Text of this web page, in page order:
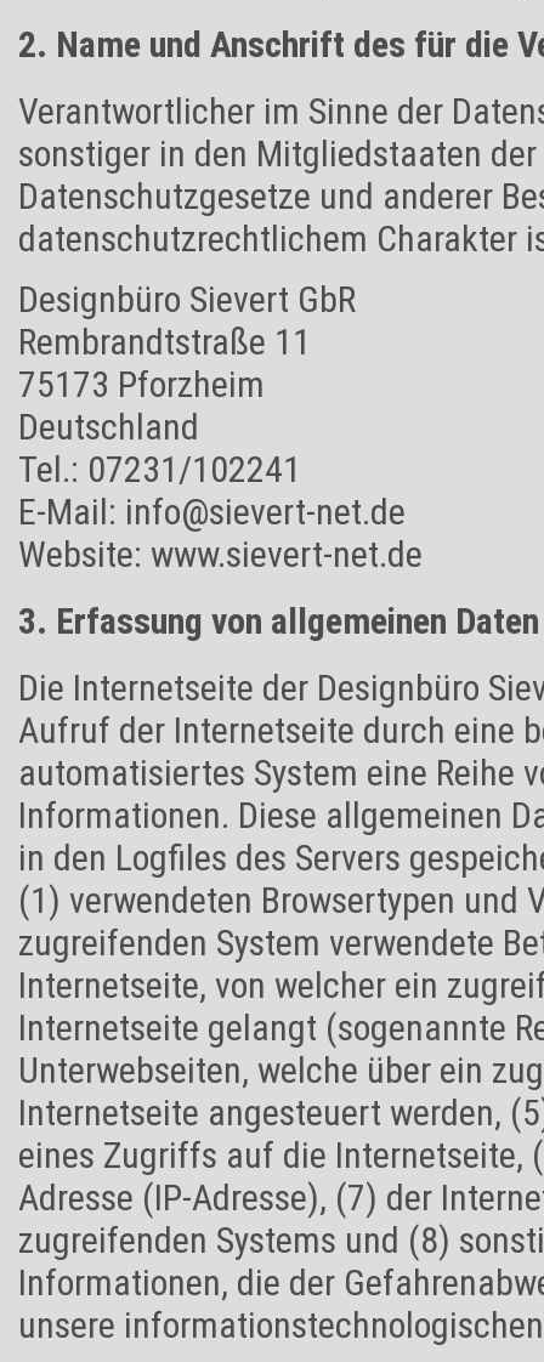
2. Name und Anschrift des für die
Verantwortlicher im Sinne der
sonstiger in den Mitgliedstaaten
Datenschutzgesetze und anderer
datenschutzrechtlichem Charakter
Designbüro Sievert GbR
Rembrandtstraße 11
75173 Pforzheim
Deutschland
Tel.: 07231/102241
E-Mail: info@sievert-net.de
Website: www.sievert-net.de
3. Erfassung von allgemeinen
Die Internetseite der Designbüro
Aufruf der Internetseite durch eine
automatisiertes System eine Reihe
Informationen. Diese allgemeinen
in den Logfiles des Servers
(1) verwendeten Browsertypen und
zugreifenden System verwendete
Internetseite, von welcher ein
Internetseite gelangt (sogenannte
Unterwebseiten, welche über ein
Internetseite angesteuert werden,
eines Zugriffs auf die Internetseite,
Adresse (IP-Adresse), (7) der
zugreifenden Systems und (8)
Informationen, die der
unsere